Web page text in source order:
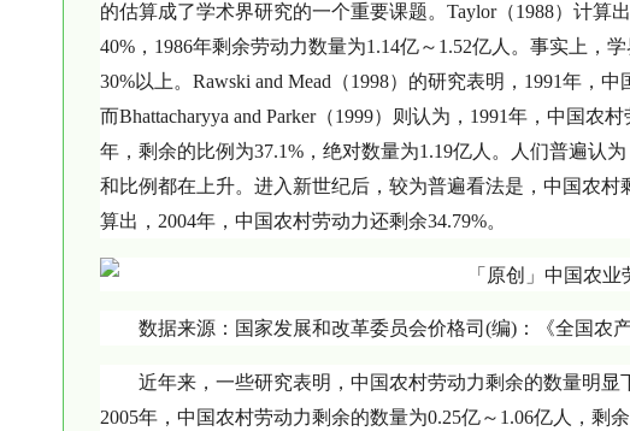
的估算成了学术界研究的一个重要课题。Taylor（1988）计算
40%，1986年剩余劳动力数量为1.14亿～1.52亿人。事实上，
30%以上。Rawski and Mead（1998）的研究表明，1991年，
而Bhattacharyya and Parker（1999）则认为，1991年，中国
年，剩余的比例为37.1%，绝对数量为1.19亿人。人们普遍认
和比例都在上升。进入新世纪后，较为普遍看法是，中国农
算出，2004年，中国农村劳动力还剩余34.79%。
数据来源：国家发展和改革委员会价格司(编)：《全国农
近年来，一些研究表明，中国农村劳动力剩余的数量明显
2005年，中国农村劳动力剩余的数量为0.25亿～1.06亿人，剩